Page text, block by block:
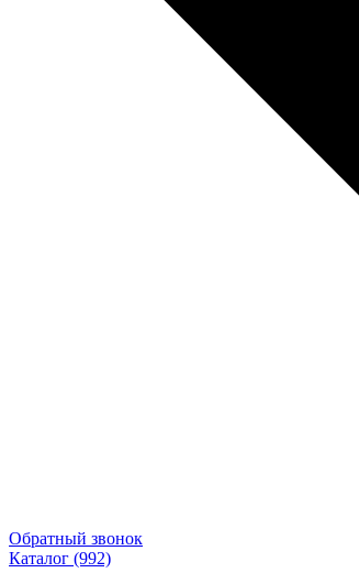
Обратный звонок
Каталог (992)